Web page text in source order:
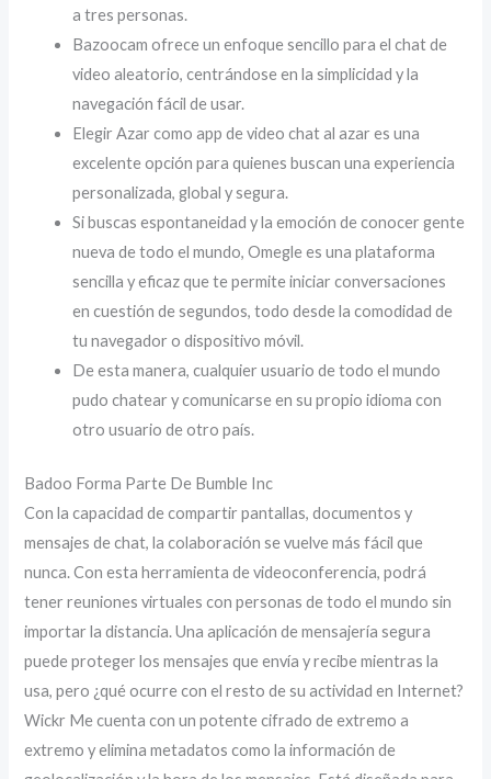
a tres personas.
Bazoocam ofrece un enfoque sencillo para el chat de
video aleatorio, centrándose en la simplicidad y la
navegación fácil de usar.
Elegir Azar como app de video chat al azar es una
excelente opción para quienes buscan una experiencia
personalizada, global y segura.
Si buscas espontaneidad y la emoción de conocer gente
nueva de todo el mundo, Omegle es una plataforma
sencilla y eficaz que te permite iniciar conversaciones
en cuestión de segundos, todo desde la comodidad de
tu navegador o dispositivo móvil.
De esta manera, cualquier usuario de todo el mundo
pudo chatear y comunicarse en su propio idioma con
otro usuario de otro país.
Badoo Forma Parte De Bumble Inc
Con la capacidad de compartir pantallas, documentos y
mensajes de chat, la colaboración se vuelve más fácil que
nunca. Con esta herramienta de videoconferencia, podrá
tener reuniones virtuales con personas de todo el mundo sin
importar la distancia. Una aplicación de mensajería segura
puede proteger los mensajes que envía y recibe mientras la
usa, pero ¿qué ocurre con el resto de su actividad en Internet?
Wickr Me cuenta con un potente cifrado de extremo a
extremo y elimina metadatos como la información de